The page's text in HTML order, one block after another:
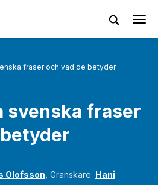
fraser och vad de betyder
svenska fraser
Olofsson , Granskare: Hani